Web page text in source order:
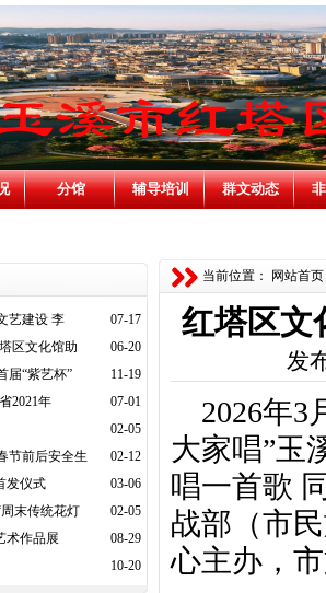
分馆 辅导培训 群文动态
艺建设 李
07-17
区文化馆助
06-20
届“紫艺杯”
11-19
2021年
07-01
02-05
节前后安全生
02-12
发仪式
03-06
末传统花灯
02-05
术作品展
08-29
10-20
当前位置： 网站首页
红塔区文
发
2026年3
大家唱”玉
唱一首歌
战部（市
心主办，